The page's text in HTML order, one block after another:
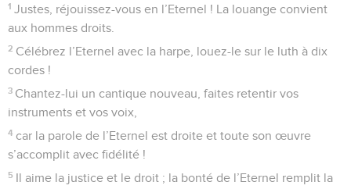
1 Justes, réjouissez-vous en l’Eternel ! La louange convient
aux hommes droits.
2 Célébrez l’Eternel avec la harpe, louez-le sur le luth à dix
cordes !
3 Chantez-lui un cantique nouveau, faites retentir vos
instruments et vos voix,
4 car la parole de l’Eternel est droite et toute son œuvre
s’accomplit avec fidélité !
5 Il aime la justice et le droit ; la bonté de l’Eternel remplit la